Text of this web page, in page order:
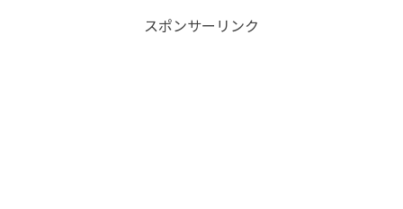
スポンサーリンク